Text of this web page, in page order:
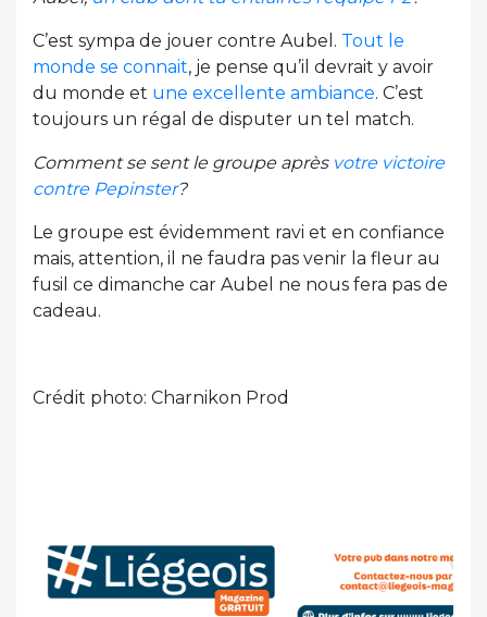
C’est sympa de jouer contre Aubel. Tout le
monde se connait, je pense qu’il devrait y avoir
du monde et une excellente ambiance. C’est
toujours un régal de disputer un tel match.
Comment se sent le groupe après votre victoire
contre Pepinster?
Le groupe est évidemment ravi et en confiance
mais, attention, il ne faudra pas venir la fleur au
fusil ce dimanche car Aubel ne nous fera pas de
cadeau.
Crédit photo: Charnikon Prod